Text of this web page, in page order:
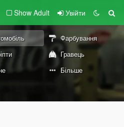
Show Adult Увійти
Фарбування
Гравець
Більше